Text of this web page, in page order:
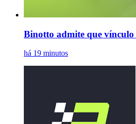
Binotto admite que
há 19 minutos